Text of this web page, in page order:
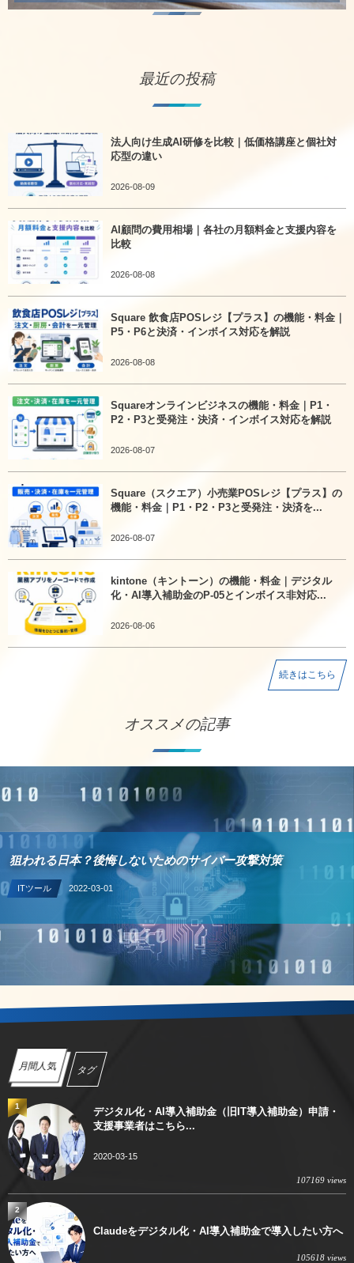
最近の投稿
法人向け生成AI研修を比較｜低価格講座と個社対
応型の違い
2026-08-09
AI顧問の費用相場｜各社の月額料金と支援内容を
比較
2026-08-08
Square 飲食店POSレジ【プラス】の機能・料金｜
P5・P6と決済・インボイス対応を解説
2026-08-08
Squareオンラインビジネスの機能・料金｜P1・
P2・P3と受発注・決済・インボイス対応を解説
2026-08-07
Square（スクエア）小売業POSレジ【プラス】の
機能・料金｜P1・P2・P3と受発注・決済を...
2026-08-07
kintone（キントーン）の機能・料金｜デジタル
化・AI導入補助金のP-05とインボイス非対応...
2026-08-06
続きはこちら
オススメの記事
狙われる日本？後悔しないためのサイバー攻撃対策
ITツール 2022-03-01
月間人気 タグ
デジタル化・AI導入補助金（旧IT導入補助金）申請・
支援事業者はこちら...
2020-03-15
107169 views
1
Claudeをデジタル化・AI導入補助金で導入したい方へ
105618 views
2